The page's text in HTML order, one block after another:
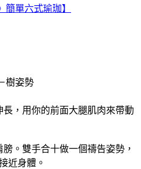
單六式瑜珈】
樹姿勢
，用你的前面大腿肌肉來帶動
。雙手合十做一個禱告姿勢，
近身體。